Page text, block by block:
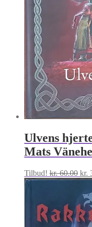
Ulvens
Mats
Tilbud! kr.60.00
pris
var:
kr.
kr.